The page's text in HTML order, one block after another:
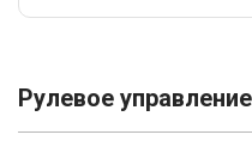
Рулевое управление